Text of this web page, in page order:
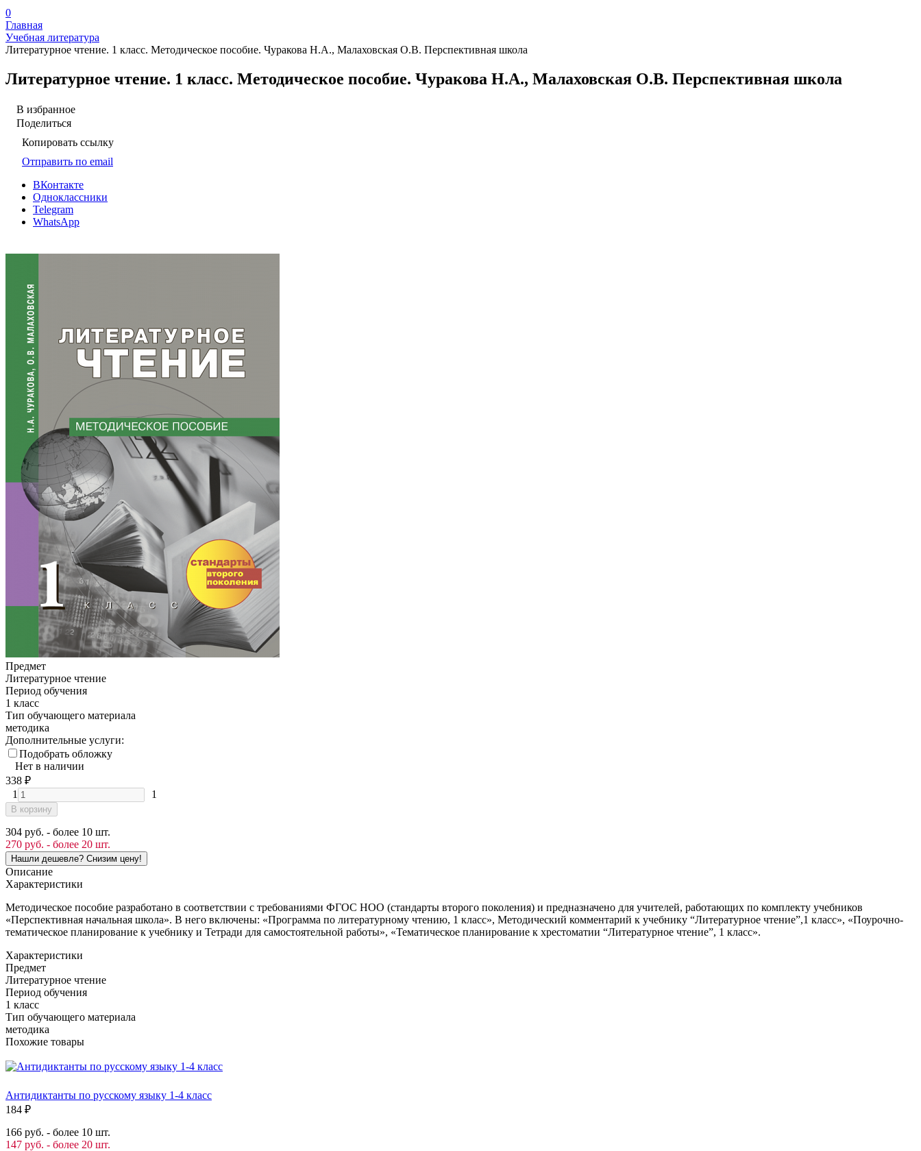
0
Главная
Учебная литература
Литературное чтение. 1 класс. Методическое пособие. Чуракова Н.А., Малаховская О.В. Перспективная школа
Литературное чтение. 1 класс. Методическое пособие. Чуракова Н.А., Малаховская О.В. Перспективная школа
В избранное
Поделиться
Копировать ссылку
Отправить по email
ВКонтакте
Одноклассники
Telegram
WhatsApp
Предмет
Литературное чтение
Период обучения
1 класс
Тип обучающего материала
методика
Дополнительные услуги:
Подобрать обложку
Нет в наличии
338 ₽
1
1
В корзину
304 руб. - более 10 шт.
270 руб. - более 20 шт.
Описание
Характеристики
Методическое пособие разработано в соответствии с требованиями ФГОС НОО (стандарты второго поколения) и предназначено для учителей, работающих по комплекту учебников
«Перспективная начальная школа». В него включены: «Программа по литературному чтению, 1 класс», Методический комментарий к учебнику “Литературное чтение”,1 класс», «Поурочно-
тематическое планирование к учебнику и Тетради для самостоятельной работы», «Тематическое планирование к хрестоматии “Литературное чтение”, 1 класс».
Характеристики
Предмет
Литературное чтение
Период обучения
1 класс
Тип обучающего материала
методика
Похожие товары
Антидиктанты по русскому языку 1-4 класс
184 ₽
166 руб. - более 10 шт.
147 руб. - более 20 шт.